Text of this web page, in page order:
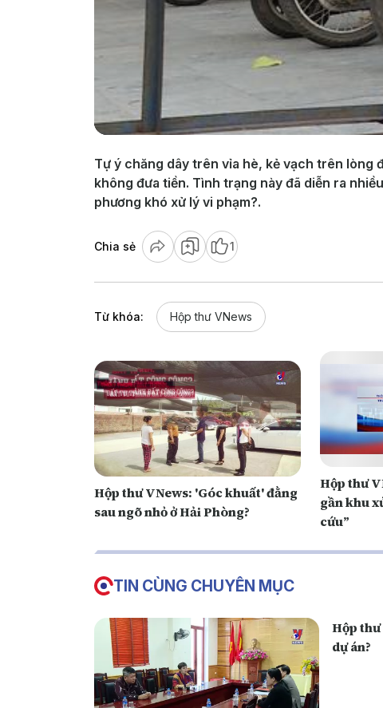
Tự ý chăng dây trên vỉa hè, kẻ vạch trên lòng
không đưa tiền. Tình trạng này đã diễn ra
phương khó xử lý vi phạm?.
Chia sẻ 1
Từ khóa: Hộp thư VNews
Hộp thư VNews: 'Góc khuất' đằng
sau ngõ nhỏ ở Hải Phòng?
Hộp thư
gần khu
cứu”
TIN CÙNG CHUYÊN MỤC
Hộp
dự án?